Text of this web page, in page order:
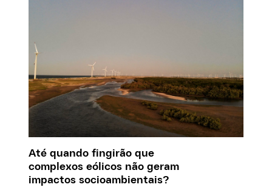
Até quando fingirão que
complexos eólicos não geram
impactos socioambientais?